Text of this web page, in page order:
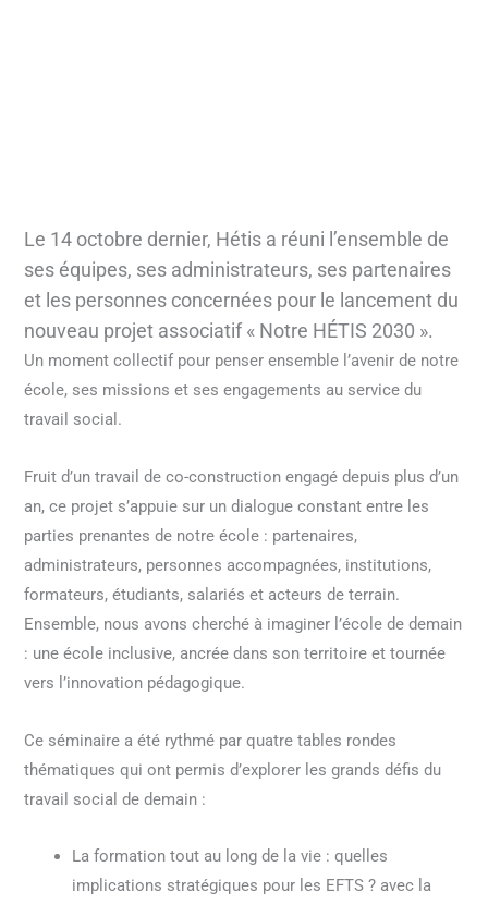
Le 14 octobre dernier, Hétis a réuni l’ensemble de
ses équipes, ses administrateurs, ses partenaires
et les personnes concernées pour le lancement du
nouveau projet associatif « Notre HÉTIS 2030 ».
Un moment collectif pour penser ensemble l’avenir de notre
école, ses missions et ses engagements au service du
travail social.
Fruit d’un travail de co-construction engagé depuis plus d’un
an, ce projet s’appuie sur un dialogue constant entre les
parties prenantes de notre école : partenaires,
administrateurs, personnes accompagnées, institutions,
formateurs, étudiants, salariés et acteurs de terrain.
Ensemble, nous avons cherché à imaginer l’école de demain
: une école inclusive, ancrée dans son territoire et tournée
vers l’innovation pédagogique.
Ce séminaire a été rythmé par quatre tables rondes
thématiques qui ont permis d’explorer les grands défis du
travail social de demain :
La formation tout au long de la vie : quelles
implications stratégiques pour les EFTS ? avec la